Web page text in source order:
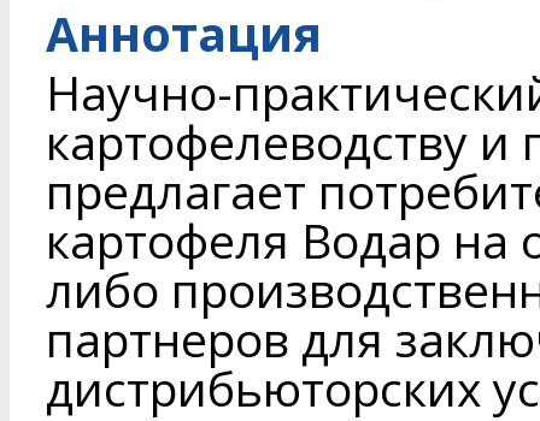
Аннотация
Научно-
картофелеводству
предлагает
картофеля Водар на
либо
партнеров для
дистрибьюторских